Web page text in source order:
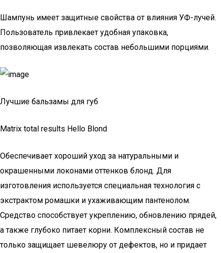
Шампунь имеет защитные свойства от влияния УФ-лучей.
Пользователь привлекает удобная упаковка,
позволяющая извлекать состав небольшими порциями.
Лучшие бальзамы для губ
Matrix total results Hello Blond
Обеспечивает хороший уход за натуральными и
окрашенными локонами оттенков блонд. Для
изготовления используется специальная технология с
экстрактом ромашки и ухаживающим пантенолом.
Средство способствует укреплению, обновлению прядей,
а также глубоко питает корни. Комплексный состав не
только защищает шевелюру от дефектов, но и придает